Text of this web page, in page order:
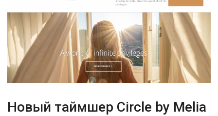
Новый таймшер Circle by Melia